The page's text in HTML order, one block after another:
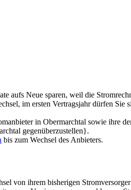
aufs Neue sparen, weil die
im ersten Vertragsjahr dürfen Sie
in Obermarchtal sowie ihre
gegenüberzustellen}.
bis zum Wechsel des Anbieters.
von ihrem bisherigen